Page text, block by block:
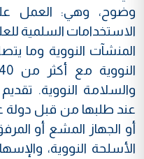
وضوح، وهي: العمل
الاستخدامات السلمية
المنشآت النووية وما
والسلامة النووية.
عند طلبها من قبل دولة
أو الجهاز المشع أو
الأسلحة النووية،